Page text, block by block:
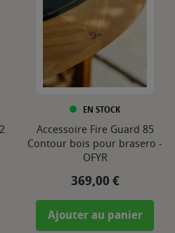
EN STOCK
Accessoire Fire Guard 85
Contour bois pour brasero -
OFYR
Prix
369,00 €
Ajouter au panier